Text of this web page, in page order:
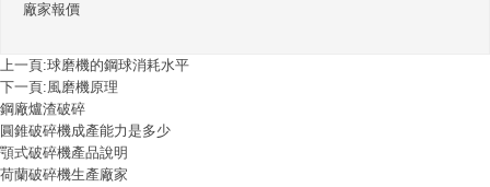
廠家報價
上一頁:球磨機的鋼球消耗水平
下一頁:風磨機原理
鋼廠爐渣破碎
圓錐破碎機成產能力是多少
顎式破碎機產品說明
荷蘭破碎機生產廠家